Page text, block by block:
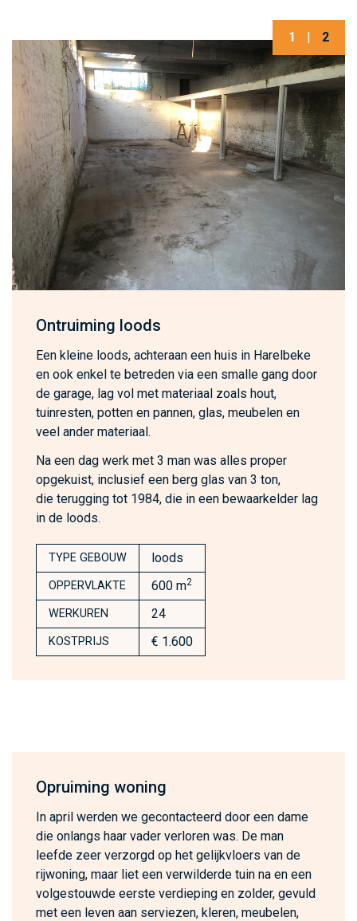
1 2
Ontruiming loods
Een kleine loods, achteraan een huis in Harelbeke
en ook enkel te betreden via een smalle gang door
de garage, lag vol met materiaal zoals hout,
tuinresten, potten en pannen, glas, meubelen en
veel ander materiaal.
Na een dag werk met 3 man was alles proper
opgekuist, inclusief een berg glas van 3 ton,
die terugging tot 1984, die in een bewaarkelder lag
in de loods.
TYPE GEBOUW loods
OPPERVLAKTE 600 m2
WERKUREN 24
KOSTPRIJS € 1.600
Opruiming woning
In april werden we gecontacteerd door een dame
die onlangs haar vader verloren was. De man
leefde zeer verzorgd op het gelijkvloers van de
rijwoning, maar liet een verwilderde tuin na en een
volgestouwde eerste verdieping en zolder, gevuld
met een leven aan serviezen, kleren, meubelen,